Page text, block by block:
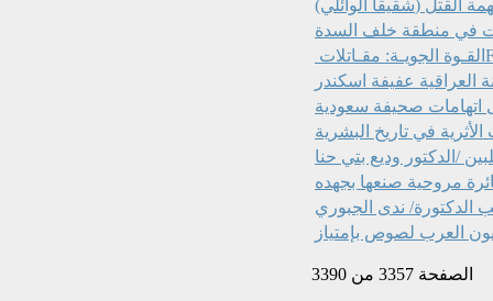
القتل
في منطقة خلف السدة
العراقية عفيفة اسكندر
اتهامات صحيفة سعودية
في تاريخ البشرية
/الدكتور وديع بتي حنا
مروحية صنعها بجهده
الدكتورة/ ندى الجبوري
العرب لصوص بإمتياز
الصفحة 3357 من 3390